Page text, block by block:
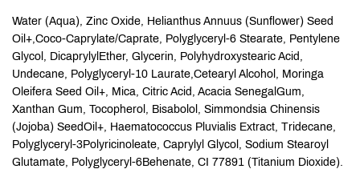
Water (Aqua), Zinc Oxide, Helianthus Annuus (Sunflower) Seed
Oil+,Coco-Caprylate/Caprate, Polyglyceryl-6 Stearate, Pentylene
Glycol, DicaprylylEther, Glycerin, Polyhydroxystearic Acid,
Undecane, Polyglyceryl-10 Laurate,Cetearyl Alcohol, Moringa
Oleifera Seed Oil+, Mica, Citric Acid, Acacia SenegalGum,
Xanthan Gum, Tocopherol, Bisabolol, Simmondsia Chinensis
(Jojoba) SeedOil+, Haematococcus Pluvialis Extract, Tridecane,
Polyglyceryl-3Polyricinoleate, Caprylyl Glycol, Sodium Stearoyl
Glutamate, Polyglyceryl-6Behenate, CI 77891 (Titanium Dioxide).